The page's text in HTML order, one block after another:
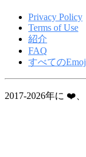
Privacy Policy
Terms of Use
紹介
FAQ
すべての
2017-2026年に ❤️